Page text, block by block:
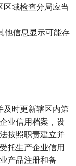
域检查分局应当
他信息显示可能存
时更新辖区内第
业信用档案，设
按照职责建立并
托生产企业信用
产品注册和备